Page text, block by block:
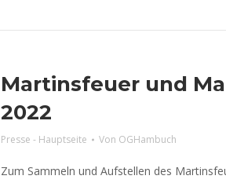
Martinsfeuer und
2022
Presse - Hauptseite Von OGHambuch
Zum Sammeln und Aufstellen des